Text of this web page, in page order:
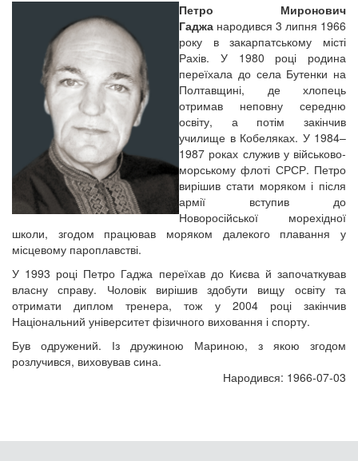
Петро Миронович
Гаджа народився 3 липня 1966
року в закарпатському місті
Рахів. У 1980 році родина
переїхала до села Бутенки на
Полтавщині, де хлопець
отримав неповну середню
освіту, а потім закінчив
училище в Кобеляках. У 1984–
1987 роках служив у військово-
морському флоті СРСР. Петро
вирішив стати моряком і після
армії вступив до
Новоросійської морехідної
школи, згодом працював моряком далекого плавання у
місцевому пароплавстві.
У 1993 році Петро Гаджа переїхав до Києва й започаткував
власну справу. Чоловік вирішив здобути вищу освіту та
отримати диплом тренера, тож у 2004 році закінчив
Національний університет фізичного виховання і спорту.
Був одружений. Із дружиною Мариною, з якою згодом
розлучився, виховував сина.
Народився: 1966-07-03